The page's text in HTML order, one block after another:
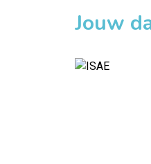
Jouw